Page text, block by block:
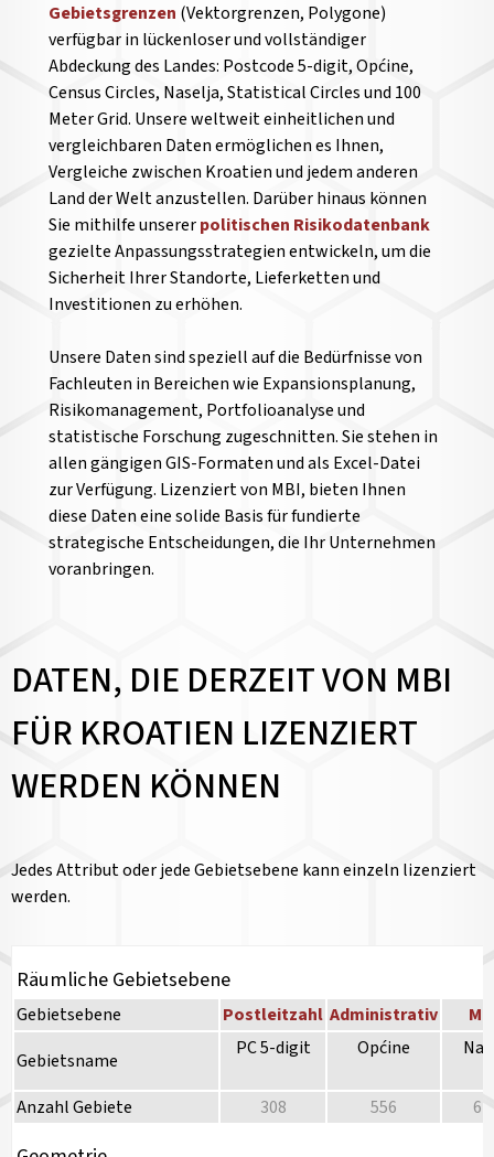
Gebietsgrenzen (Vektorgrenzen, Polygone)
verfügbar in lückenloser und vollständiger
Abdeckung des Landes: Postcode 5-digit, Općine,
Census Circles, Naselja, Statistical Circles und 100
Meter Grid. Unsere weltweit einheitlichen und
vergleichbaren Daten ermöglichen es Ihnen,
Vergleiche zwischen Kroatien und jedem anderen
Land der Welt anzustellen. Darüber hinaus können
Sie mithilfe unsererpolitischen Risikodatenbank
gezielte Anpassungsstrategien entwickeln, um die
Sicherheit Ihrer Standorte, Lieferketten und
Investitionen zu erhöhen.
Unsere Daten sind speziell auf die Bedürfnisse von
Fachleuten in Bereichen wie Expansionsplanung,
Risikomanagement, Portfolioanalyse und
statistische Forschung zugeschnitten. Sie stehen in
allen gängigen GIS-Formaten und als Excel-Datei
zur Verfügung. Lizenziert von MBI, bieten Ihnen
diese Daten eine solide Basis für fundierte
strategische Entscheidungen, die Ihr Unternehmen
voranbringen.
DATEN, DIE DERZEIT VON MBI
FÜR KROATIEN LIZENZIERT
WERDEN KÖNNEN
Jedes Attribut oder jede Gebietsebene kann einzeln lizenziert
werden.
Räumliche Gebietsebene
Gebietsebene Postleitzahl Administrativ
Gebietsname
PC 5-digit Općine
Anzahl Gebiete 308 556